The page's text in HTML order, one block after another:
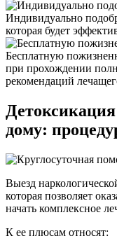
Индивидуально
которая будет
Бесплатную
при прохождении
рекомендаций
дому:
Выезд
которая позволяет
начать комплексное
К ее плюсам относят: